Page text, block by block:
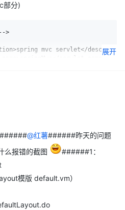
部分)
>
展开
######@红薯######昨天的问题
么报错的截图
######1：
模版 default.vm）